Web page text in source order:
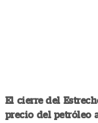
El cierre del
precio del petróleo